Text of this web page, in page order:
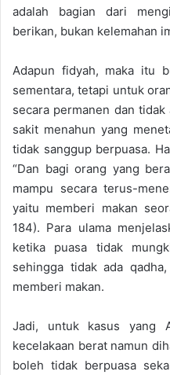
adalah bagian dari
berikan, bukan kelemahan
Adapun fidyah, maka itu
sementara, tetapi untuk
secara permanen dan
sakit menahun yang
tidak sanggup berpuasa.
“Dan bagi orang yang
mampu secara terus-
yaitu memberi makan
184). Para ulama
ketika puasa tidak
sehingga tidak ada
memberi makan.
Jadi, untuk kasus yang
kecelakaan berat namun
boleh tidak berpuasa